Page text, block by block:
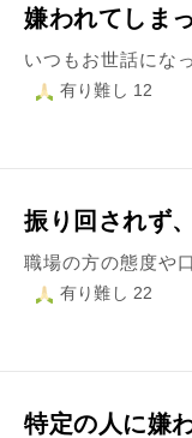
嫌われてしま
有り難し 12
振り回されず
有り難し 22
特定の人に嫌